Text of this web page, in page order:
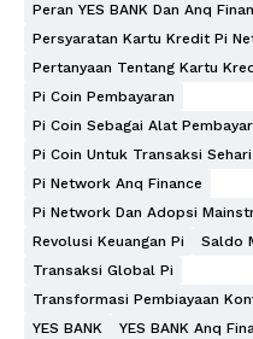
Peran YES BANK Dan Anq
Persyaratan Kartu Kredit Pi
Pertanyaan Tentang Kartu
Pi Coin Pembayaran
Pi Coin Sebagai Alat
Pi Coin Untuk Transaksi
Pi Network Anq Finance
Pi Network Dan Adopsi
Revolusi Keuangan Pi
Saldo
Transaksi Global Pi
Transformasi Pembiayaan
YES BANK
YES BANK Anq